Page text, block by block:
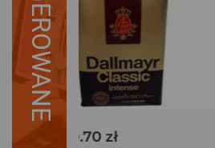
SUGEROWANE
.70 zł